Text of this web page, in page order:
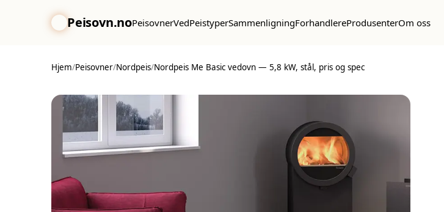
Peisovn.noPeisovnerVedPeistyperSammenligningForhandlereProdusenterOm oss
Hjem/Peisovner/Nordpeis/Nordpeis Me Basic vedovn — 5,8 kW, stål, pris og spec